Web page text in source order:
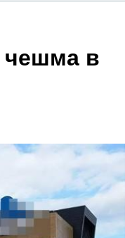
чешма в